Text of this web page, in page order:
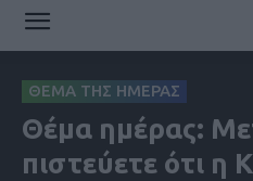
ΘΕΜΑ ΤΗΣ ΗΜΕΡΑΣ
Θέμα ημέρας:
πιστεύετε ότι η